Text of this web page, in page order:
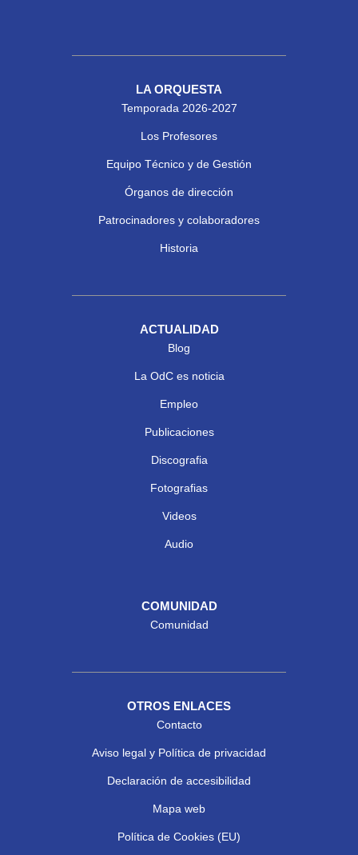
LA ORQUESTA
Temporada 2026-2027
Los Profesores
Equipo Técnico y de Gestión
Órganos de dirección
Patrocinadores y colaboradores
Historia
ACTUALIDAD
Blog
La OdC es noticia
Empleo
Publicaciones
Discografia
Fotografias
Videos
Audio
COMUNIDAD
Comunidad
OTROS ENLACES
Contacto
Aviso legal y Política de privacidad
Declaración de accesibilidad
Mapa web
Política de Cookies (EU)